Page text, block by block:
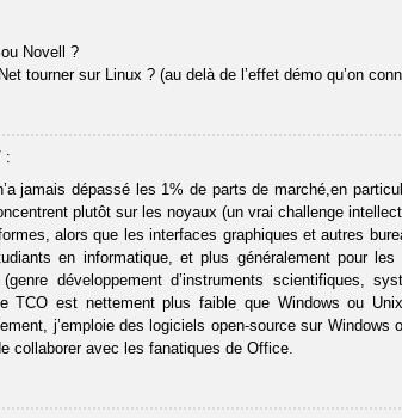
Novell ?
tourner sur Linux ? (au delà de l’effet démo qu’on
:
jamais dépassé les 1% de parts de marché,en
plutôt sur les noyaux (un vrai challenge
alors que les interfaces graphiques et autres
en informatique, et plus généralement pour les
développement d’instruments scientifiques,
TCO est nettement plus faible que Windows ou
j’emploie des logiciels open-source sur
collaborer avec les fanatiques de Office.